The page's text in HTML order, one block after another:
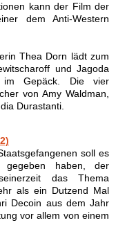
kann der Film der
dem Anti-Western
Thea Dorn lädt zum
und Jagoda
im Gepäck. Die vier
von Amy Waldman,
Durastanti.
soll es
haben, der
das Thema
als ein Dutzend Mal
Decoin aus dem Jahr
vor allem von einem